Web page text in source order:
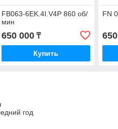
FB063-6EK.4I.V4P 860 об/
мин
650 000₸
Купить
FN
год